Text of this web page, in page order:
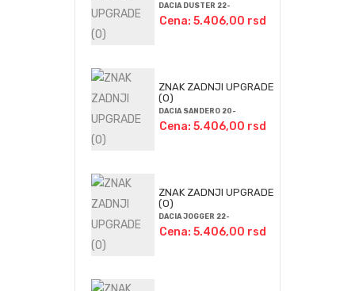
DACIA DUSTER 22-
Cena: 5.406,00 rsd
ZNAK ZADNJI UPGRADE
(O)
DACIA SANDERO 20-
Cena: 5.406,00 rsd
ZNAK ZADNJI UPGRADE
(O)
DACIA JOGGER 22-
Cena: 5.406,00 rsd